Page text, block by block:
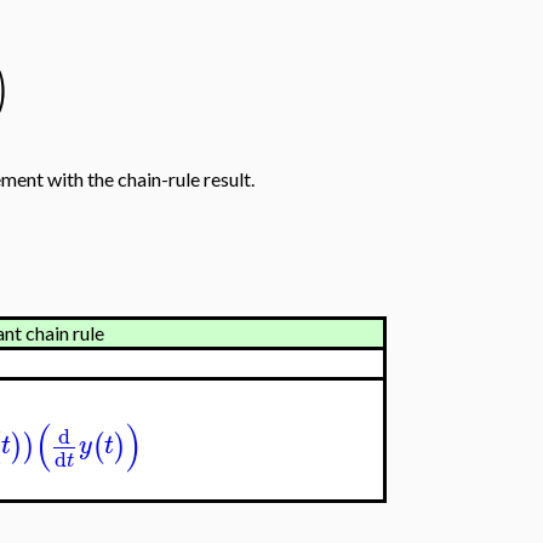
with the chain-rule result.
chain rule
t))( d
dty(t))